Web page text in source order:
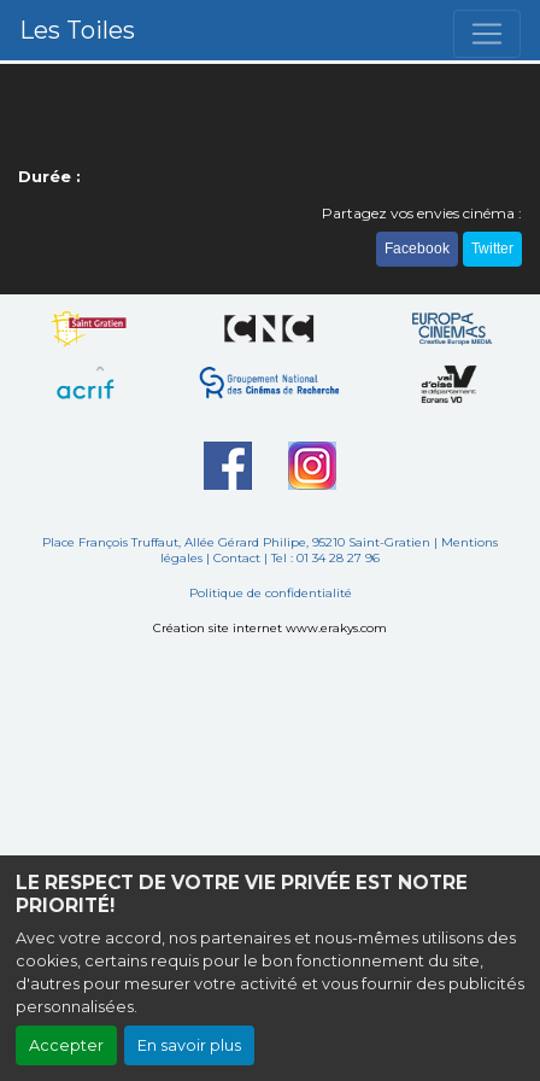
LE RESPECT DE VOTRE VIE PRIVÉE EST NOTRE
PRIORITÉ!
Avec votre accord, nos partenaires et nous-mêmes utilisons des
cookies, certains requis pour le bon fonctionnement du site,
d'autres pour mesurer votre activité et vous fournir des publicités
personnalisées.
Accepter En savoir plus
Les Toiles
Durée :
Partagez vos envies cinéma :
Facebook Twitter
Place François Truffaut, Allée Gérard Philipe, 95210 Saint-Gratien | Mentions
légales | Contact | Tel : 01 34 28 27 96
Politique de confidentialité
Création site internet www.erakys.com